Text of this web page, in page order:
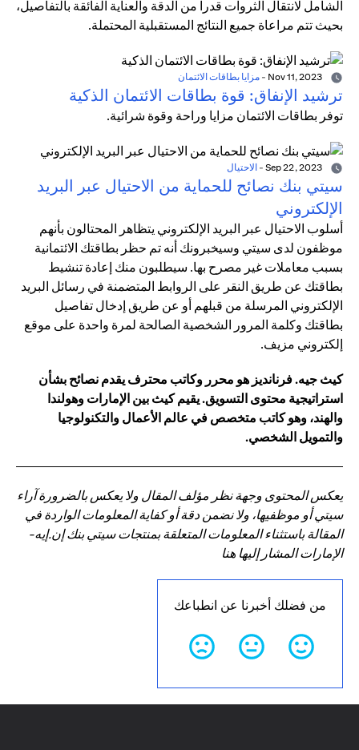
الشامل لانتقال الثروات قدراً من الدقة والعناية الفائقة بالتفاصيل،
بحيث تتم مراعاة جميع النتائج المستقبلية المحتملة.
- مزايا بطاقات الائتمان
ترشيد الإنفاق: قوة بطاقات الائتمان الذكية
توفر بطاقات الائتمان مزايا وراحة وقوة شرائية.
- الاحتيال
سيتي بنك نصائح للحماية من الاحتيال عبر البريد
الإلكتروني
أسلوب الاحتيال عبر البريد الإلكتروني يتظاهر المحتالون بأنهم
موظفون لدى سيتي وسيخبرونك أنه تم حظر بطاقتك الائتمانية
بسبب معاملات غير مصرح بها. سيطلبون منك إعادة تنشيط
بطاقتك عن طريق النقر على الروابط المتضمنة في رسائل البريد
الإلكتروني المرسلة من قبلهم أو عن طريق إدخال تفاصيل
بطاقتك وكلمة المرور الشخصية الصالحة لمرة واحدة على موقع
إلكتروني مزيف.
كيث جيه. فرنانديز هو محرر وكاتب محترف يقدم نصائح بشأن
استراتيجية محتوى التسويق. يقيم كيث بين الإمارات وهولندا
والهند، وهو كاتب متخصص في عالم الأعمال والتكنولوجيا
والتمويل الشخصي.
يعكس المحتوى وجهة نظر مؤلف المقال ولا يعكس بالضرورة آراء
سيتي أو موظفيها، ولا نضمن دقة أو كفاية المعلومات الواردة في
المقالة باستثناء المعلومات المتعلقة بمنتجات سيتي بنك إن.إيه-
الإمارات المشار إليها هنا
من فضلك أخبرنا عن انطباعك